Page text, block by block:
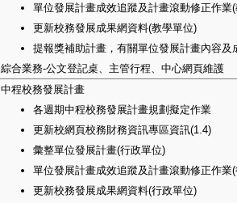
單位發展計畫成效追蹤及計畫滾動修正作業
更新校務發展成果網資料(教學單位)
提報獎補助計畫，有關單位發展計畫內容及
綜合業務-公文登記桌、主管行程、中心網頁維護
中程校務發展計畫
各週期中程校務發展計畫規劃擬定作業
更新校網頁校務財務資訊專區資訊(1.4)
彙整單位發展計畫(行政單位)
單位發展計畫成效追蹤及計畫滾動修正作業
更新校務發展成果網資料(行政單位)